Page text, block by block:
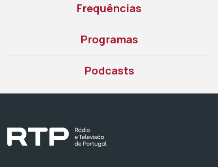
Frequências
Programas
Podcasts